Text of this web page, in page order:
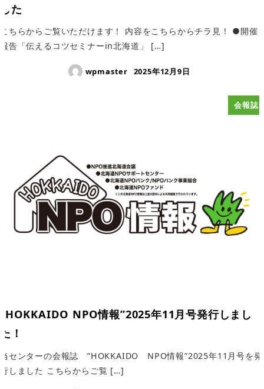
した
こちらからご覧いただけます！ 内容をこちらからチラ見！ ●開催
報告「伝えるコツセミナーin北海道」 […]
wpmaster 2025年12月9日
会報誌
”HOKKAIDO NPO情報”2025年11月号発行しまし
た！
当センターの会報誌 ”HOKKAIDO NPO情報”2025年11月号を発
行しました こちらからご覧 […]